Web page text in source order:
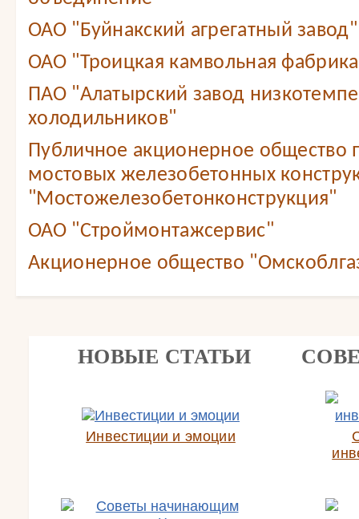
ОАО "Буйнакский агрегатный завод"
ОАО "Троицкая камвольная
ПАО "Алатырский завод
холодильников"
Публичное акционерное общество
мостовых железобетонных
"Мостожелезобетонконструкция"
ОАО "Строймонтажсервис"
Акционерное общество
НОВЫЕ СТАТЬИ
Инвестиции и эмоции